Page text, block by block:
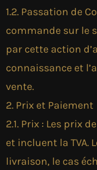
1.2. Passation de
commande sur le
par cette action
connaissance et
vente.
2. Prix et Paiement
2.1. Prix : Les prix
et incluent la TVA.
livraison, le cas